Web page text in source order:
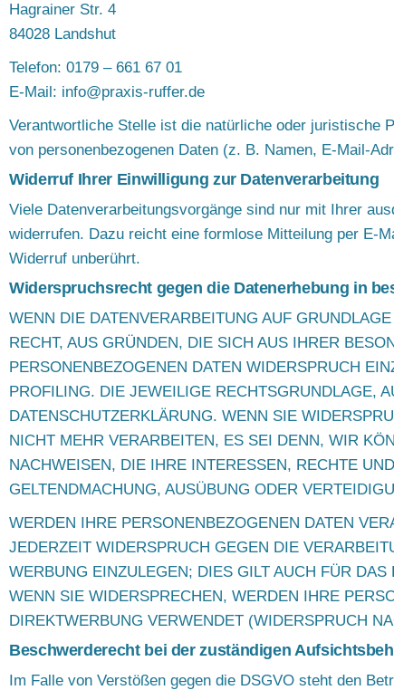
Hagrainer Str. 4
84028 Landshut
Telefon: 0179 – 661 67 01
E-Mail: info@praxis-ruffer.de
Verantwortliche Stelle ist die natürliche oder juristische
von personenbezogenen Daten (z. B. Namen, E-Mail-
Widerruf Ihrer Einwilligung zur Datenverarbeitung
Viele Datenverarbeitungsvorgänge sind nur mit Ihrer
widerrufen. Dazu reicht eine formlose Mitteilung per E-
Widerruf unberührt.
Widerspruchsrecht gegen die Datenerhebung in
WENN DIE DATENVERARBEITUNG AUF
RECHT, AUS GRÜNDEN, DIE SICH AUS IHRER
PERSONENBEZOGENEN DATEN WIDERSPRUCH
PROFILING. DIE JEWEILIGE RECHTSGRUNDLAGE,
DATENSCHUTZERKLÄRUNG. WENN SIE
NICHT MEHR VERARBEITEN, ES SEI DENN, WIR
NACHWEISEN, DIE IHRE INTERESSEN, RECHTE
GELTENDMACHUNG, AUSÜBUNG ODER
WERDEN IHRE PERSONENBEZOGENEN DATEN
JEDERZEIT WIDERSPRUCH GEGEN DIE
WERBUNG EINZULEGEN; DIES GILT AUCH FÜR
WENN SIE WIDERSPRECHEN, WERDEN IHRE
DIREKTWERBUNG VERWENDET (WIDERSPRUCH
Beschwerderecht bei der zuständigen
Im Falle von Verstößen gegen die DSGVO steht den